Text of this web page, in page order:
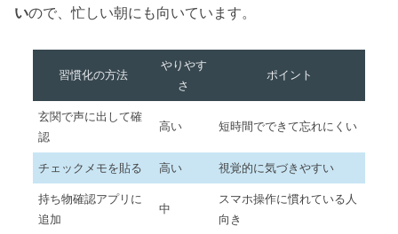
いので、忙しい朝にも向いています。
習慣化の方法
やりやす
さ
ポイント
玄関で声に出して確
認
高い 短時間でできて忘れにくい
チェックメモを貼る 高い 視覚的に気づきやすい
持ち物確認アプリに
追加
中
スマホ操作に慣れている人
向き